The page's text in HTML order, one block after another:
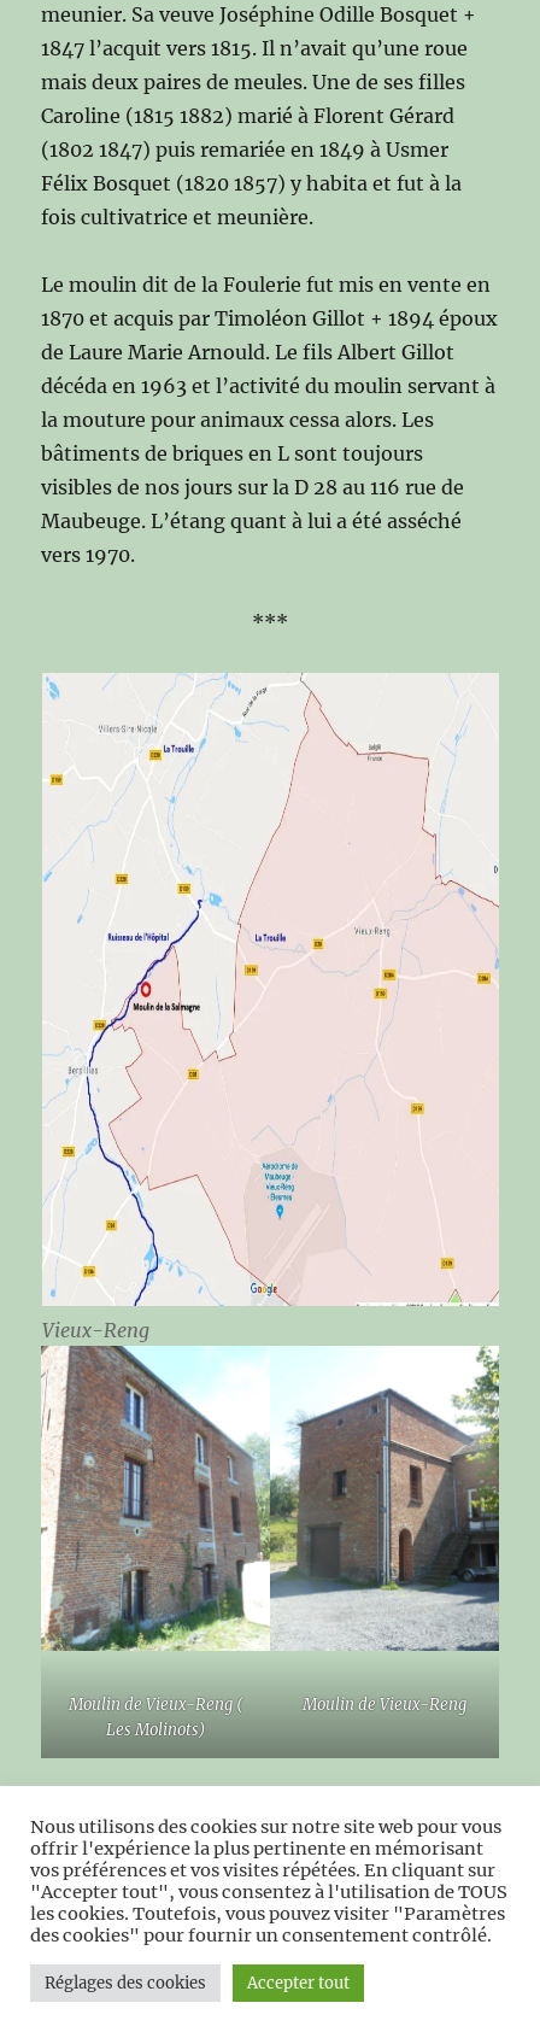
meunier. Sa veuve Joséphine Odille Bosquet +
1847 l’acquit vers 1815. Il n’avait qu’une roue
mais deux paires de meules. Une de ses filles
Caroline (1815 1882) marié à Florent Gérard
(1802 1847) puis remariée en 1849 à Usmer
Félix Bosquet (1820 1857) y habita et fut à la
fois cultivatrice et meunière.
Le moulin dit de la Foulerie fut mis en vente en
1870 et acquis par Timoléon Gillot + 1894 époux
de Laure Marie Arnould. Le fils Albert Gillot
décéda en 1963 et l’activité du moulin servant à
la mouture pour animaux cessa alors. Les
bâtiments de briques en L sont toujours
visibles de nos jours sur la D 28 au 116 rue de
Maubeuge. L’étang quant à lui a été asséché
vers 1970.
***
Vieux-Reng
Moulin de Vieux-Reng (
Les Molinots)
Moulin de Vieux-Reng
Nous utilisons des cookies sur notre site web pour vous
offrir l'expérience la plus pertinente en mémorisant
vos préférences et vos visites répétées. En cliquant sur
"Accepter tout", vous consentez à l'utilisation de TOUS
les cookies. Toutefois, vous pouvez visiter "Paramètres
des cookies" pour fournir un consentement contrôlé.
Réglages des cookies Accepter tout